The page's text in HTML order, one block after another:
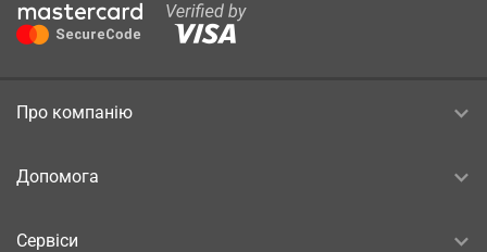
Про компанію
Допомога
Сервіси